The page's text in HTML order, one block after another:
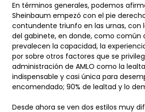
En términos generales, podemos
Sheinbaum empezó con el pie
contundente triunfo en las urnas, con
del gabinete, en donde, como común
prevalecen la capacidad, la
por sobre otros factores que se
administración de AMLO como la
indispensable y casi única para
encomendado; 90% de lealtad y lo
Desde ahora se ven dos estilos muy